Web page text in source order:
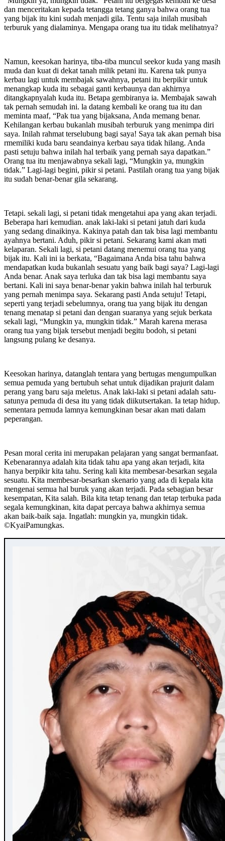
dan menceritakan kepada tetangga tetang ganya bahwa orang tua
yang bijak itu kini sudah menjadi gila. Tentu saja inilah musibah
terburuk yang dialaminya. Mengapa orang tua itu tidak melihatnya?
Namun, keesokan harinya, tiba-tiba muncul seekor kuda yang masih
muda dan kuat di dekat tanah milik petani itu. Karena tak punya
kerbau lagi untuk membajak sawahnya, petani itu berpikir untuk
menangkap kuda itu sebagai ganti kerbaunya dan akhirnya
ditangkapnyalah kuda itu. Betapa gembiranya ia. Membajak sawah
tak pernah semudah ini. la datang kembali ke orang tua itu dan
meminta maaf, “Pak tua yang bijaksana, Anda memang benar.
Kehilangan kerbau bukanlah musibah terburuk yang menimpa diri
saya. Inilah rahmat terselubung bagi saya! Saya tak akan pernah bisa
rmemiliki kuda baru seandainya kerbau saya tidak hilang. Anda
pasti setuju bahwa inilah hal terbaik yang pernah saya dapatkan.”
Orang tua itu menjawabnya sekali lagi, “Mungkin ya, mungkin
tidak.” Lagi-lagi begini, pikir si petani. Pastilah orang tua yang bijak
itu sudah benar-benar gila sekarang.
Tetapi. sekali lagi, si petani tidak mengetahui apa yang akan terjadi.
Beberapa hari kemudian. anak laki-laki si petani jatuh dari kuda
yang sedang dinaikinya. Kakinya patah dan tak bisa lagi membantu
ayahnya bertani. Aduh, pikir si petani. Sekarang kami akan mati
kelaparan. Sekali lagi, si petani datang menemui orang tua yang
bijak itu. Kali ini ia berkata, “Bagaimana Anda bisa tahu bahwa
mendapatkan kuda bukanlah sesuatu yang baik bagi saya? Lagi-lagi
Anda benar. Anak saya terluka dan tak bisa lagi membantu saya
bertani. Kali ini saya benar-benar yakin bahwa inilah hal terburuk
yang pernah menimpa saya. Sekarang pasti Anda setuju! Tetapi,
seperti yang terjadi sebelumnya, orang tua yang bijak itu dengan
tenang menatap si petani dan dengan suaranya yang sejuk berkata
sekali lagi, “Mungkin ya, mungkin tidak.” Marah karena merasa
orang tua yang bijak tersebut menjadi begitu bodoh, si petani
langsung pulang ke desanya.
Keesokan harinya, datanglah tentara yang bertugas mengumpulkan
semua pemuda yang bertubuh sehat untuk dijadikan prajurit dalam
perang yang baru saja meletus. Anak laki-laki si petani adalah satu-
satunya pemuda di desa itu yang tidak diikutsertakan. Ia tetap hidup.
sementara pemuda lamnya kemungkinan besar akan mati dalam
peperangan.
Pesan moral cerita ini merupakan pelajaran yang sangat bermanfaat.
Kebenarannya adalah kita tidak tahu apa yang akan terjadi, kita
hanya berpikir kita tahu. Sering kali kita membesar-besarkan segala
sesuatu. Kita membesar-besarkan skenario yang ada di kepala kita
mengenai semua hal buruk yang akan terjadi. Pada sebagian besar
kesempatan, Kita salah. Bila kita tetap tenang dan tetap terbuka pada
segala kemungkinan, kita dapat percaya bahwa akhirnya semua
akan baik-baik saja. Ingatlah: mungkin ya, mungkin tidak.
©️KyaiPamungkas.